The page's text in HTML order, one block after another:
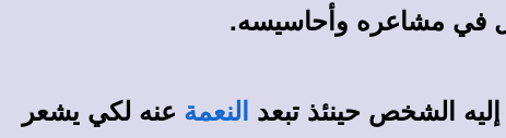
في مشاعره وأحاسيسه.
الشخص حينئذ تبعد النعمة عنه لكي يشعر